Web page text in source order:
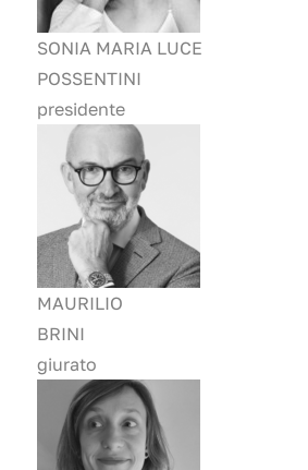
SONIA MARIA LUCE
POSSENTINI
presidente
MAURILIO
BRINI
giurato